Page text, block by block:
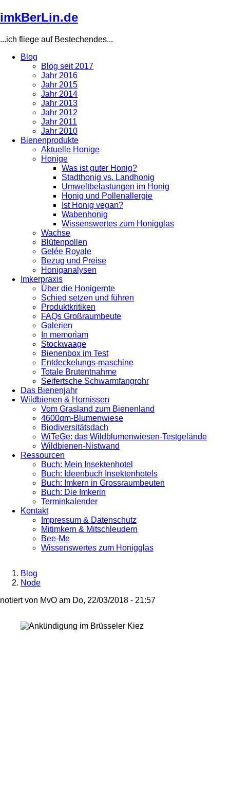
Direkt
zum
imkBerLin.de
...ich fliege auf Bestechendes...
navigation
Blog
Blog seit 2017
Jahr 2016
Jahr 2015
Jahr 2014
Jahr 2013
Jahr 2012
Jahr 2011
Jahr 2010
Bienenprodukte
Aktuelle Honige
Honige
Was ist guter Honig?
Stadthonig vs. Landhonig
Umweltbelastungen im Honig
Honig und Pollenallergie
Ist Honig vegan?
Wabenhonig
Wissenswertes zum Honigglas
Wachse
Blütenpollen
Gelée Royale
Bezug und Preise
Honiganalysen
Imkerpraxis
Über die Honigernte
Schied setzen und führen
Produktkritiken
FAQs Großraumbeute
Galerien
In memoriam
Stockwaage
Bienenbox im Test
Entdeckelungs-maschine
Totale Brutentnahme
Seifertsche Schwarmfangrohr
Das Bienenjahr
Wildbienen & Hornissen
Vom Grasland zum Bienenland
4600qm-Blumenwiese
Biodiversitätsdach
WiTeGe: das Wildblumenwiesen-Testgelände
Wildbienen-Nistwand
Ressourcen
Buch: Mein Insektenhotel
Buch: Ideenbuch Insektenhotels
Buch: Imkern in Grossraumbeuten
Buch: Die Imkerin
Terminkalender
Kontakt
Impressum & Datenschutz
Mitimkern & Mitschleudern
Bee-Me
Wissenswertes zum Honigglas
Breadcrumb
Blog
Node
notiert von MvO am Do, 22/03/2018 - 21:57